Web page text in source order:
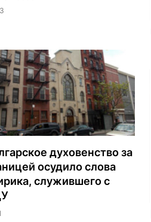
духовенство за
осудило слова
служившего с